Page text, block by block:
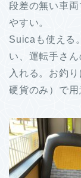
段差の無い車
やすい。
Suicaも使える
い、運転手さ
入れる。お釣
硬貨のみ）で用